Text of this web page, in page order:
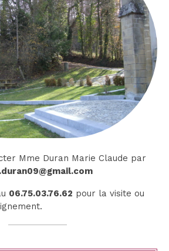
Mme Duran Marie Claude par
06.75.03.76.62 pour la visite ou